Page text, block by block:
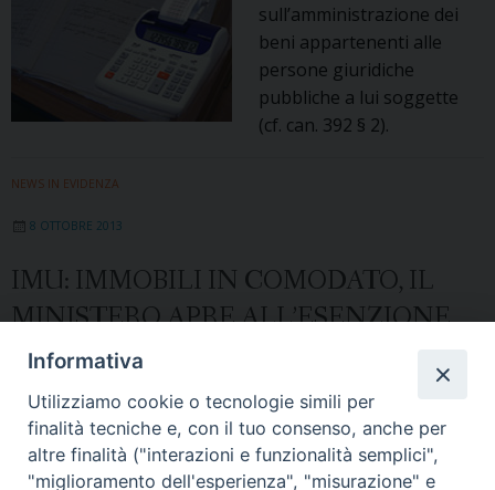
sull’amministrazione dei
beni appartenenti alle
persone giuridiche
pubbliche a lui soggette
(cf. can. 392 § 2).
NEWS IN EVIDENZA
8 OTTOBRE 2013
IMU: IMMOBILI IN COMODATO, IL
MINISTERO APRE ALL’ESENZIONE
La Risoluzione 3/DF del 4/3/13 chiarisce
le condizioni per l’esenzione degli
immobili concessi in comodato gratuito
agli enti non commerciali per attività
Informativa
Utilizziamo cookie o tecnologie simili per
finalità tecniche e, con il tuo consenso, anche per
altre finalità ("interazioni e funzionalità semplici",
"miglioramento dell'esperienza", "misurazione" e